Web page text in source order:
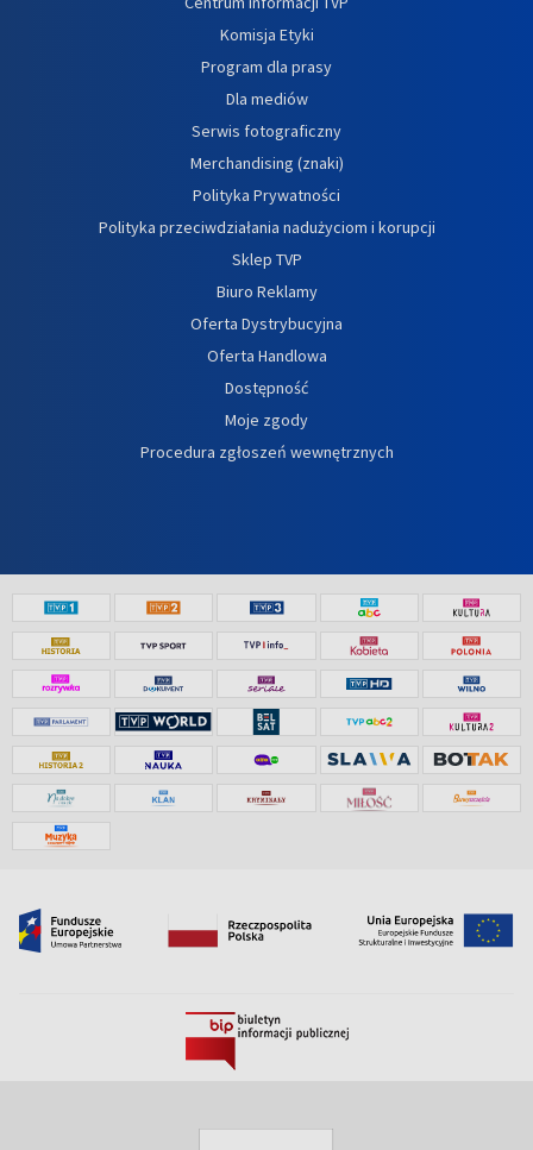
Komisja Etyki
Program dla prasy
Dla mediów
Serwis fotograficzny
Merchandising (znaki)
Polityka Prywatności
Polityka przeciwdziałania nadużyciom i korupcji
Sklep TVP
Biuro Reklamy
Oferta Dystrybucyjna
Oferta Handlowa
Dostępność
Moje zgody
Procedura zgłoszeń wewnętrznych